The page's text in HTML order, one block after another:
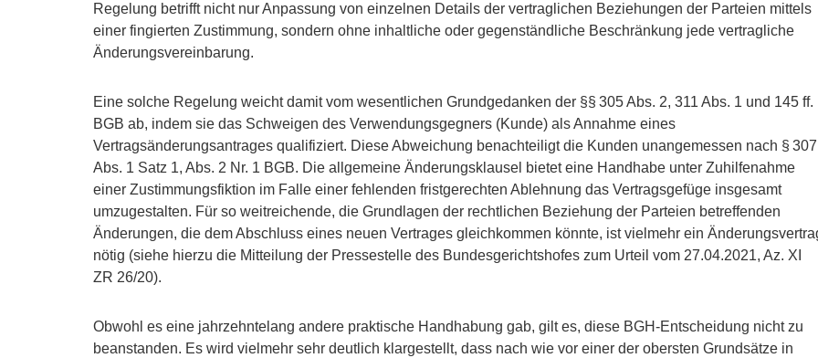
Regelung betrifft nicht nur Anpassung von einzelnen Details der vertraglichen Beziehungen der Parteien mittels
einer fingierten Zustimmung, sondern ohne inhaltliche oder gegenständliche Beschränkung jede vertragliche
Änderungsvereinbarung.
Eine solche Regelung weicht damit vom wesentlichen Grundgedanken der §§ 305 Abs. 2, 311 Abs. 1 und 145 ff.
BGB ab, indem sie das Schweigen des Verwendungsgegners (Kunde) als Annahme eines
Vertragsänderungsantrages qualifiziert. Diese Abweichung benachteiligt die Kunden unangemessen nach § 307
Abs. 1 Satz 1, Abs. 2 Nr. 1 BGB. Die allgemeine Änderungsklausel bietet eine Handhabe unter Zuhilfenahme
einer Zustimmungsfiktion im Falle einer fehlenden fristgerechten Ablehnung das Vertragsgefüge insgesamt
umzugestalten. Für so weitreichende, die Grundlagen der rechtlichen Beziehung der Parteien betreffenden
Änderungen, die dem Abschluss eines neuen Vertrages gleichkommen könnte, ist vielmehr ein
nötig (siehe hierzu die Mitteilung der Pressestelle des Bundesgerichtshofes zum Urteil vom 27.04.2021, Az. XI
ZR 26/20).
Obwohl es eine jahrzehntelang andere praktische Handhabung gab, gilt es, diese BGH-Entscheidung nicht zu
beanstanden. Es wird vielmehr sehr deutlich klargestellt, dass nach wie vor einer der obersten Grundsätze in